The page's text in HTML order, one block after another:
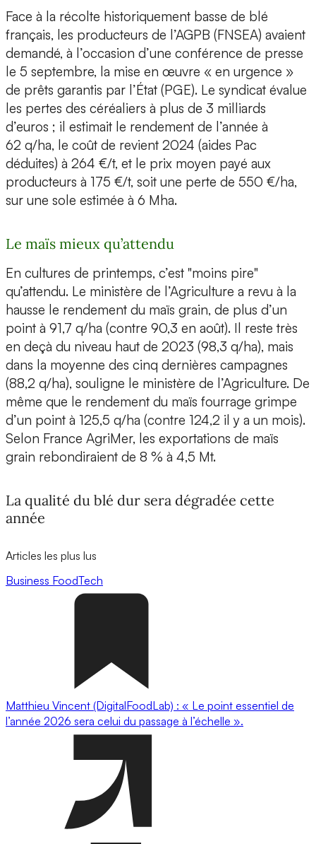
Face à la récolte historiquement basse de blé
français, les producteurs de l’AGPB (FNSEA) avaient
demandé, à l’occasion d’une conférence de presse
le 5 septembre, la mise en œuvre « en urgence »
de prêts garantis par l’État (PGE). Le syndicat évalue
les pertes des céréaliers à plus de 3 milliards
d’euros ; il estimait le rendement de l’année à
62 q/ha, le coût de revient 2024 (aides Pac
déduites) à 264 €/t, et le prix moyen payé aux
producteurs à 175 €/t, soit une perte de 550 €/ha,
sur une sole estimée à 6 Mha.
Le maïs mieux qu’attendu
En cultures de printemps, c’est "moins pire"
qu’attendu. Le ministère de l’Agriculture a revu à la
hausse le rendement du maïs grain, de plus d’un
point à 91,7 q/ha (contre 90,3 en août). Il reste très
en deçà du niveau haut de 2023 (98,3 q/ha), mais
dans la moyenne des cinq dernières campagnes
(88,2 q/ha), souligne le ministère de l’Agriculture. De
même que le rendement du maïs fourrage grimpe
d’un point à 125,5 q/ha (contre 124,2 il y a un mois).
Selon France AgriMer, les exportations de maïs
grain rebondiraient de 8 % à 4,5 Mt.
La qualité du blé dur sera dégradée cette
année
Articles les plus lus
Business FoodTech
Matthieu Vincent (DigitalFoodLab) : « Le point essentiel de
l’année 2026 sera celui du passage à l’échelle ».